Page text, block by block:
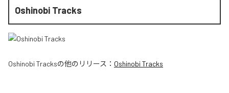
Oshinobi Tracks
Oshinobi Tracksの他のリリース： Oshinobi Tracks